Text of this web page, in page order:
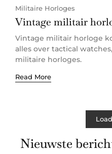
Militaire Horloges
Vintage militair
Vintage militair horloge
alles over tactical
militaire horloges.
Read More
Nieuwste